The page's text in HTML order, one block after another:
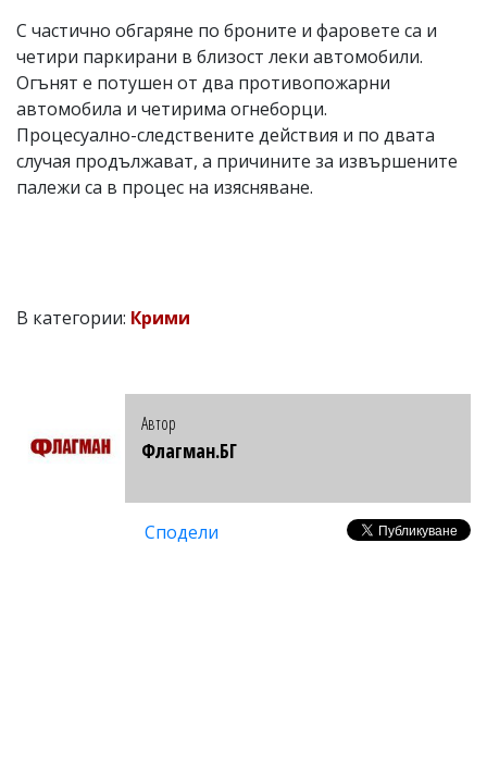
С частично обгаряне по броните и фаровете са и
четири паркирани в близост леки автомобили.
Огънят е потушен от два противопожарни
автомобила и четирима огнеборци.
Процесуално-следствените действия и по двата
случая продължават, а причините за извършените
палежи са в процес на изясняване.
В категории: Крими
Автор
Флагман.БГ
Сподели